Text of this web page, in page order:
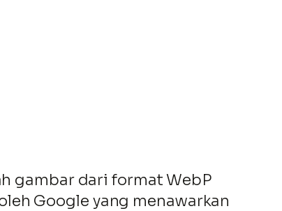
gambar dari format WebP
Google yang menawarkan